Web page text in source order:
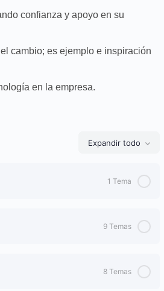
confianza y apoyo en su
cambio; es ejemplo e inspiración
en la empresa.
Expandir todo
1 Tema
9 Temas
8 Temas